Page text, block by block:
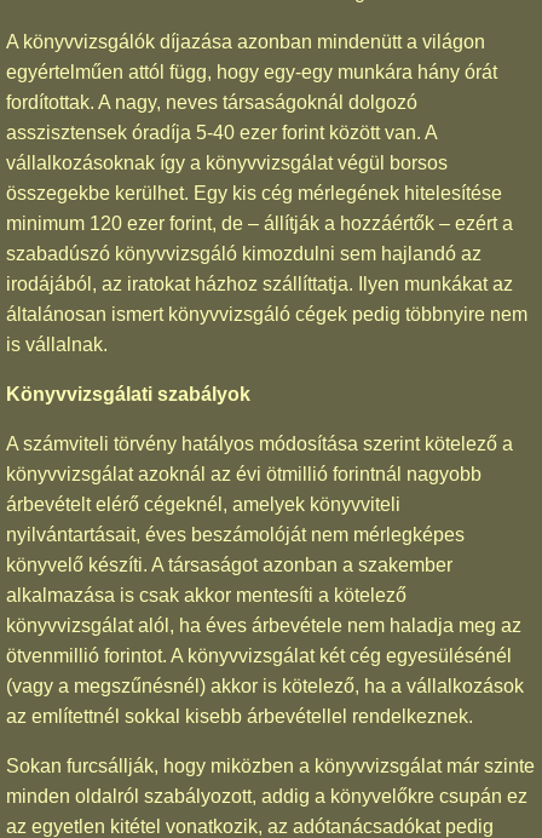
A könyvvizsgálók díjazása azonban mindenütt a világon
egyértelműen attól függ, hogy egy-egy munkára hány órát
fordítottak. A nagy, neves társaságoknál dolgozó
asszisztensek óradíja 5-40 ezer forint között van. A
vállalkozásoknak így a könyvvizsgálat végül borsos
összegekbe kerülhet. Egy kis cég mérlegének hitelesítése
minimum 120 ezer forint, de – állítják a hozzáértők – ezért a
szabadúszó könyvvizsgáló kimozdulni sem hajlandó az
irodájából, az iratokat házhoz szállíttatja. Ilyen munkákat az
általánosan ismert könyvvizsgáló cégek pedig többnyire nem
is vállalnak.
Könyvvizsgálati szabályok
A számviteli törvény hatályos módosítása szerint kötelező a
könyvvizsgálat azoknál az évi ötmillió forintnál nagyobb
árbevételt elérő cégeknél, amelyek könyvviteli
nyilvántartásait, éves beszámolóját nem mérlegképes
könyvelő készíti. A társaságot azonban a szakember
alkalmazása is csak akkor mentesíti a kötelező
könyvvizsgálat alól, ha éves árbevétele nem haladja meg az
ötvenmillió forintot. A könyvvizsgálat két cég egyesülésénél
(vagy a megszűnésnél) akkor is kötelező, ha a vállalkozások
az említettnél sokkal kisebb árbevétellel rendelkeznek.
Sokan furcsállják, hogy miközben a könyvvizsgálat már szinte
minden oldalról szabályozott, addig a könyvelőkre csupán ez
az egyetlen kitétel vonatkozik, az adótanácsadókat pedig